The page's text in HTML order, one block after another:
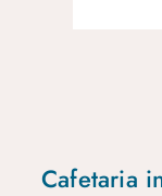
Cafetaria